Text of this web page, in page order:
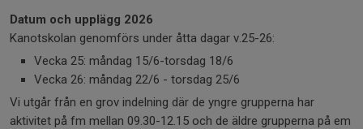
Datum och upplägg 2026
Kanotskolan genomförs under åtta dagar v.25-26:
Vecka 25: måndag 15/6-torsdag 18/6
Vecka 26: måndag 22/6 - torsdag 25/6
Vi utgår från en grov indelning där de yngre grupperna har
aktivitet på fm mellan 09.30-12.15 och de äldre grupperna på em